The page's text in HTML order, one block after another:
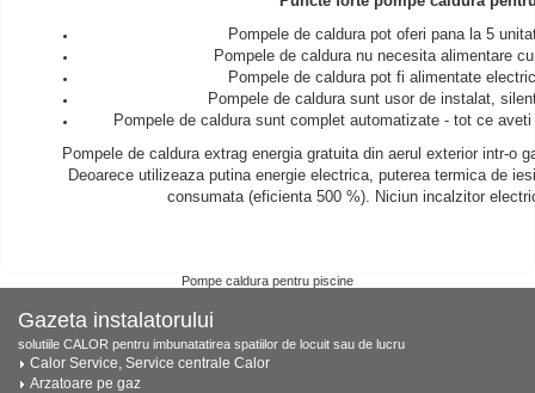
Pompele de caldura pot oferi pana la 5
Pompele de caldura nu necesita alimentare
Pompele de caldura pot fi alimentate
Pompele de caldura sunt usor de instalat,
Pompele de caldura sunt complet automatizate - tot ce
Pompele de caldura extrag energia gratuita din aerul exterior intr-o
Deoarece utilizeaza putina energie electrica, puterea termica de
consumata (eficienta 500 %). Niciun incalzitor
Pompe caldura pentru piscine
Gazeta instalatorului
solutiile CALOR pentru imbunatatirea spatiilor de locuit sau de lucru
Calor Service, Service centrale Calor
Arzatoare pe gaz